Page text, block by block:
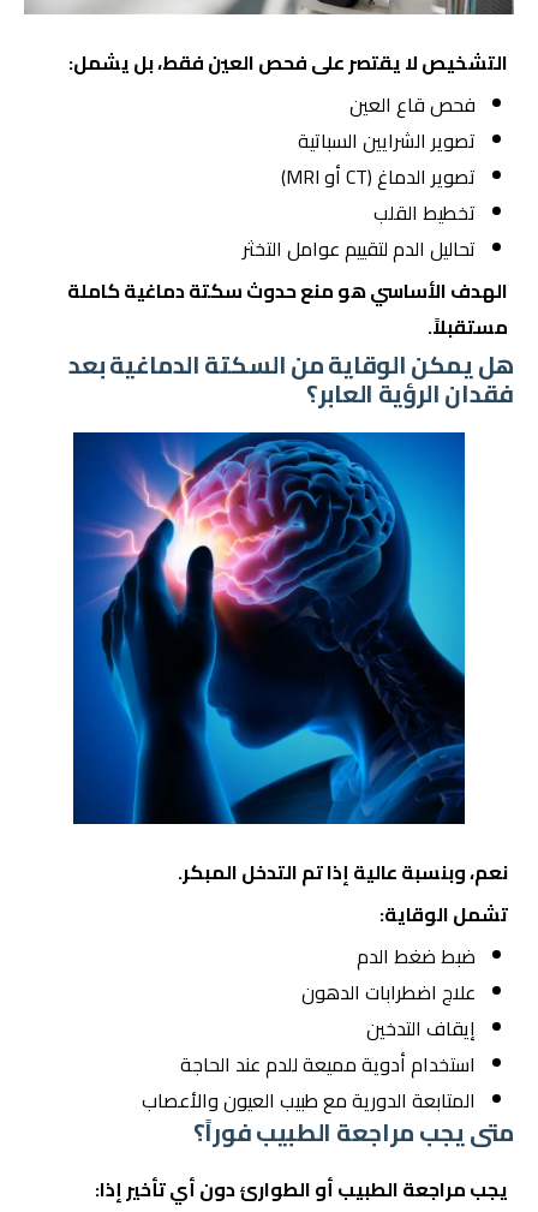
التشخيص لا يقتصر على فحص العين فقط، بل يشمل:
فحص قاع العين
تصوير الشرايين السباتية
تصوير الدماغ (CT أو MRI)
تخطيط القلب
تحاليل الدم لتقييم عوامل التخثر
الهدف الأساسي هو منع حدوث سكتة دماغية كاملة
مستقبلاً.
هل يمكن الوقاية من السكتة الدماغية بعد
فقدان الرؤية العابر؟
نعم، وبنسبة عالية إذا تم التدخل المبكر.
تشمل الوقاية:
ضبط ضغط الدم
علاج اضطرابات الدهون
إيقاف التدخين
استخدام أدوية مميعة للدم عند الحاجة
المتابعة الدورية مع طبيب العيون والأعصاب
متى يجب مراجعة الطبيب فوراً؟
يجب مراجعة الطبيب أو الطوارئ دون أي تأخير إذا: